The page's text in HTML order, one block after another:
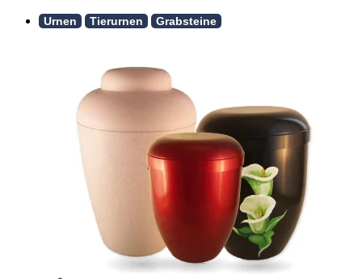
Urnen Tierurnen Grabsteine